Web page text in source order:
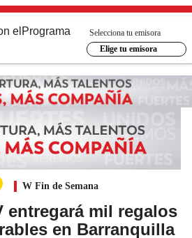
el Programa
Selecciona tu emisora
Elige tu emisora
W Fin de Semana
entregará mil regalos
en Barranquilla